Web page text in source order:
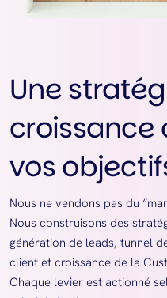
Une stratégie de
croissance
vos
Nous ne vendons pas du
Nous construisons des
génération de leads, tunnel
client et croissance de la
Chaque levier est actionné